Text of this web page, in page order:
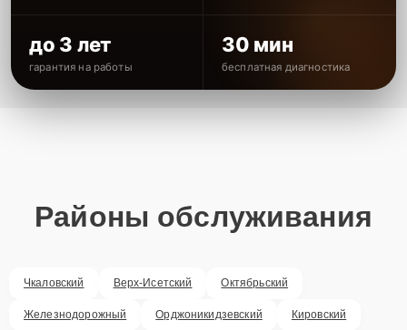
до 3 лет
гарантия на работы
30 мин
бесплатная диагностика
Районы обслуживания
Чкаловский Верх-Исетский Октябрьский
Железнодорожный Орджоникидзевский Кировский